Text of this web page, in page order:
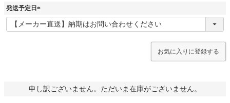
発送予定日
(
必
お気に入りに登録する
申し訳ございません。ただいま在庫がございません。